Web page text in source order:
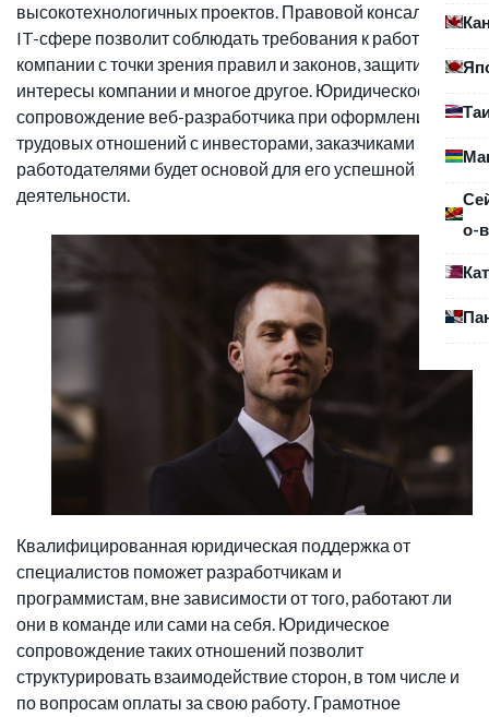
о-
высокотехнологичных проектов. Правовой консалтинг в
IT-сфере позволит соблюдать требования к работе
компании с точки зрения правил и законов, защитить
интересы компании и многое другое. Юридическое
сопровождение веб-разработчика при оформлении
трудовых отношений с инвесторами, заказчиками или
работодателями будет основой для его успешной
деятельности.
Квалифицированная юридическая поддержка от
специалистов поможет разработчикам и
программистам, вне зависимости от того, работают ли
они в команде или сами на себя. Юридическое
сопровождение таких отношений позволит
структурировать взаимодействие сторон, в том числе и
по вопросам оплаты за свою работу. Грамотное